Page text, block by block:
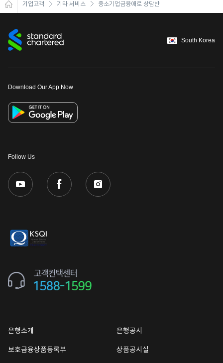
기업고객 기타 서비스 중소기업금융애로 상담반
South Korea
Download Our App Now
Follow Us
은행소개 은행공시
보호금융상품등록부 상품공시실